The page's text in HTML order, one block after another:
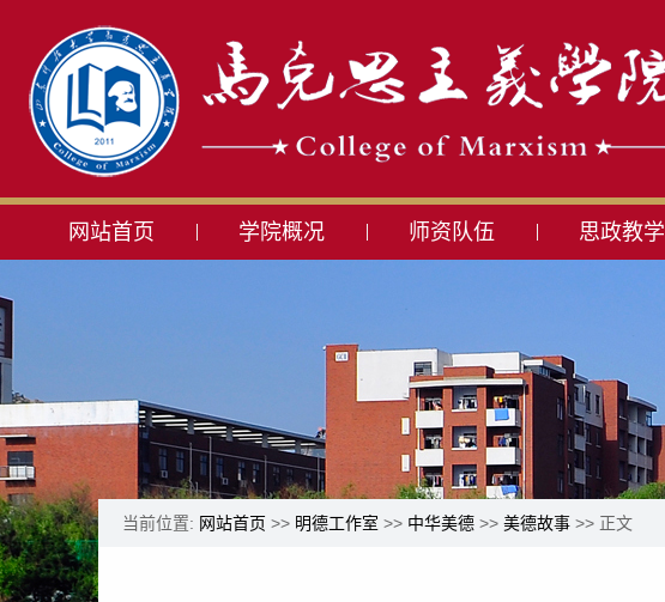
网站首页 学院概况 师资队伍 思政教学
当前位置: 网站首页 >> 明德工作室 >> 中华美德 >> 美德故事 >> 正文